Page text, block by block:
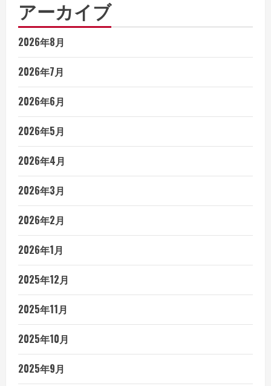
アーカイブ
2026年8月
2026年7月
2026年6月
2026年5月
2026年4月
2026年3月
2026年2月
2026年1月
2025年12月
2025年11月
2025年10月
2025年9月